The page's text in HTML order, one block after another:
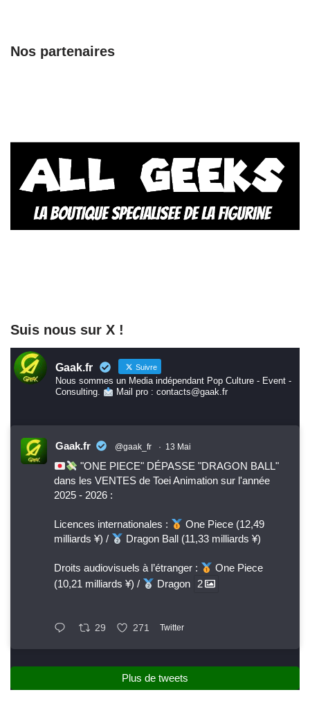
Nos partenaires
Suis nous sur X !
Gaak.fr Suivre
Nous sommes un Media indépendant Pop Culture - Event -
Consulting.
Mail pro : contacts@gaak.fr
Gaak.fr @gaak_fr · 13 Mai
"ONE PIECE" DÉPASSE "DRAGON BALL"
dans les VENTES de Toei Animation sur l'année
2025 - 2026 :
Licences internationales :
One Piece (12,49
milliards ¥) /
Dragon Ball (11,33 milliards ¥)
Droits audiovisuels à l’étranger :
One Piece
(10,21 milliards ¥) /
Dragon 2
29 271 Twitter
Plus de tweets